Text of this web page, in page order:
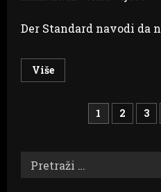
Der Standard navodi da n
VišeRead
more
STANDARD:
ČUVAJTE
TRUMPA!
Brojevi
stranica
objava
1 2 3
Pretraži: